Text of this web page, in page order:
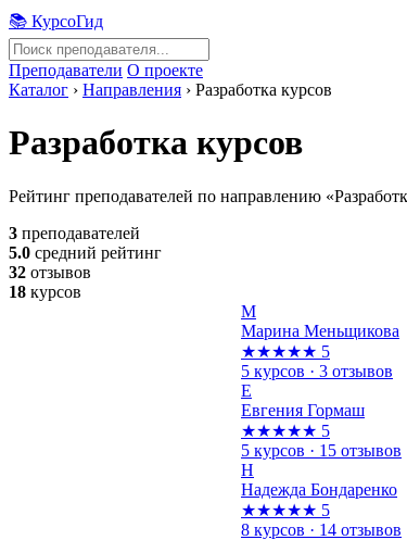
📚 КурсоГид
Преподаватели О проекте
Каталог › Направления › Разработка курсов
Разработка курсов
Рейтинг преподавателей по направлению
3 преподавателей
5.0 средний рейтинг
32 отзывов
18 курсов
М
Марина Меньщикова
★★★★★ 5
5 курсов · 3 отзывов
Е
Евгения Гормаш
★★★★★ 5
5 курсов · 15 отзывов
Н
Надежда Бондаренко
★★★★★ 5
8 курсов · 14 отзывов